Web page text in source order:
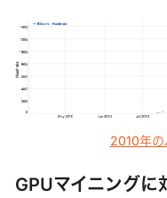
2010年
GPUマイニングに